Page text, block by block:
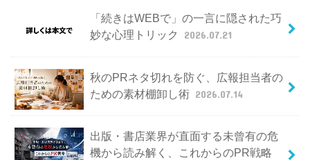
「続きはWEBで」の一言に隠された巧
妙な心理トリック
2026.07.21
秋のPRネタ切れを防ぐ、広報担当者の
ための素材棚卸し術 2026.07.14
出版・書店業界が直面する未曾有の危
機から読み解く、これからのPR戦略